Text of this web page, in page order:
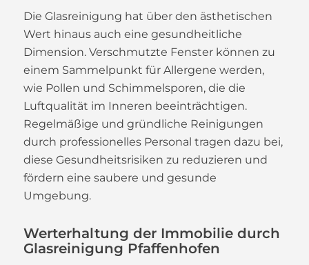
Die Glasreinigung hat über den ästhetischen
Wert hinaus auch eine gesundheitliche
Dimension. Verschmutzte Fenster können zu
einem Sammelpunkt für Allergene werden,
wie Pollen und Schimmelsporen, die die
Luftqualität im Inneren beeinträchtigen.
Regelmäßige und gründliche Reinigungen
durch professionelles Personal tragen dazu bei,
diese Gesundheitsrisiken zu reduzieren und
fördern eine saubere und gesunde
Umgebung.
Werterhaltung der Immobilie durch
Glasreinigung Pfaffenhofen